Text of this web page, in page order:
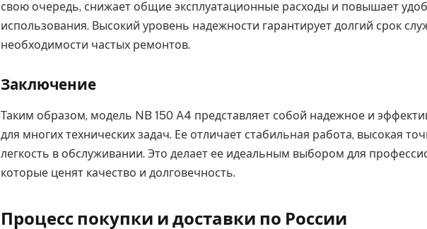
свою очередь, снижает общие эксплуатационные расходы и повышает
использования. Высокий уровень надежности гарантирует долгий срок
необходимости частых ремонтов.
Заключение
Таким образом, модель NB 150 A4 представляет собой надежное и
для многих технических задач. Ее отличает стабильная работа, высокая
легкость в обслуживании. Это делает ее идеальным выбором для
которые ценят качество и долговечность.
Процесс покупки и доставки по России